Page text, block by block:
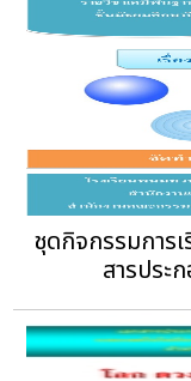
ชุดกิจกรรมการ
สารประ